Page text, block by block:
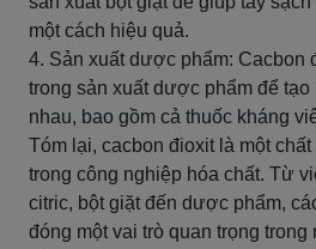
một cách hiệu quả.
4. Sản xuất dược phẩm: Cacbon
trong sản xuất dược phẩm để
nhau, bao gồm cả thuốc kháng
Tóm lại, cacbon đioxit là một
trong công nghiệp hóa chất. Từ
citric, bột giặt đến dược phẩm,
đóng một vai trò quan trọng